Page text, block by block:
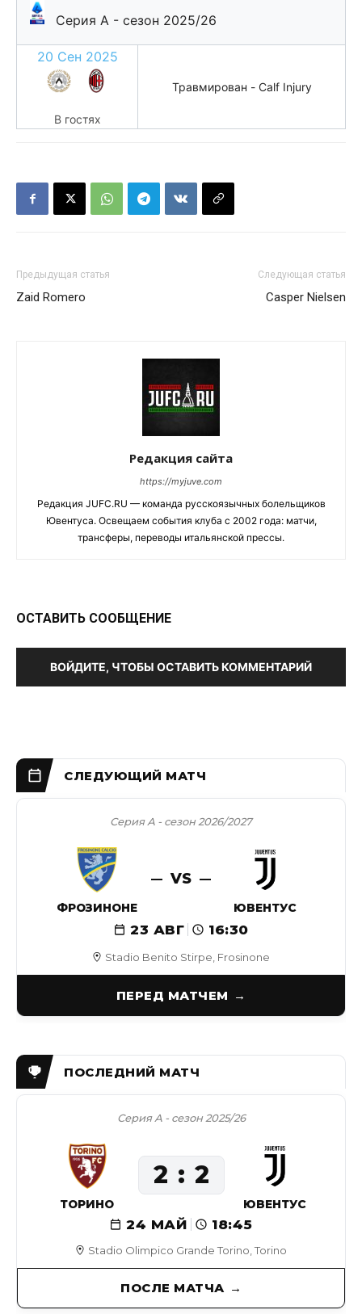
Серия А - сезон 2025/26
20 Сен 2025
В гостях
Травмирован - Calf Injury
Предыдущая статья
Zaid Romero
Следующая статья
Casper Nielsen
Редакция сайта
https://myjuve.com
Редакция JUFC.RU — команда русскоязычных болельщиков
Ювентуса. Освещаем события клуба с 2002 года: матчи,
трансферы, переводы итальянской прессы.
ОСТАВИТЬ СООБЩЕНИЕ
ВОЙДИТЕ, ЧТОБЫ ОСТАВИТЬ КОММЕНТАРИЙ
Stadio Benito Stirpe, Frosinone
Серия А - сезон 2026/2027
ФРОЗИНОНЕ
VS
ЮВЕНТУС
23 АВГ 16:30
ПЕРЕД МАТЧЕМ
Stadio Olimpico Grande Torino, Torino
Серия А - сезон 2025/26
24 МАЙ 18:45
ТОРИНО
2 2
ЮВЕНТУС
ПОСЛЕ МАТЧА